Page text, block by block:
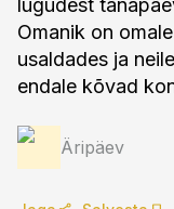
lugudest
Omanik on
usaldades ja
endale kõvad
Äripäev